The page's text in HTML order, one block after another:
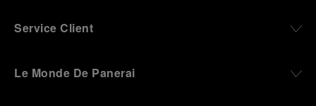
Service Client
Le Monde De Panerai